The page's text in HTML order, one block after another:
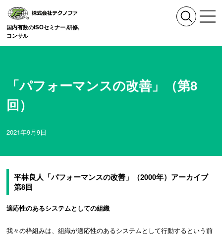
国内有数のISOセミナー,研修,
コンサル
「パフォーマンスの改善」（第8
回）
2021年9月9日
平林良人「パフォーマンスの改善」（2000年）アーカイブ
第8回
適応性のあるシステムとしての組織
我々の枠組みは、組織が適応性のあるシステムとして行動するという前